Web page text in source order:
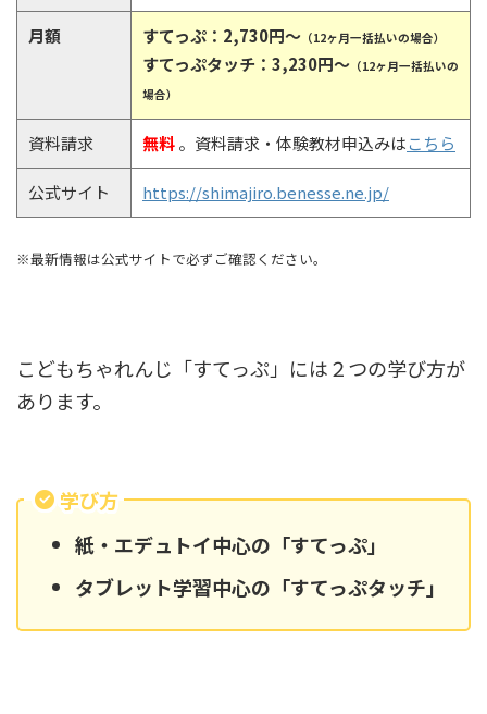
月額 すてっぷ：2,730円〜 （12ヶ月一括払いの場合）
すてっぷタッチ：3,230円〜 （12ヶ月一括払いの
場合）
資料請求 無料。資料請求・体験教材申込みはこちら
公式サイト https://shimajiro.benesse.ne.jp/
※最新情報は公式サイトで必ずご確認ください。
こどもちゃれんじ「すてっぷ」には２つの学び方が
あります。
学び方
紙・エデュトイ中心の「すてっぷ」
タブレット学習中心の「すてっぷタッチ」